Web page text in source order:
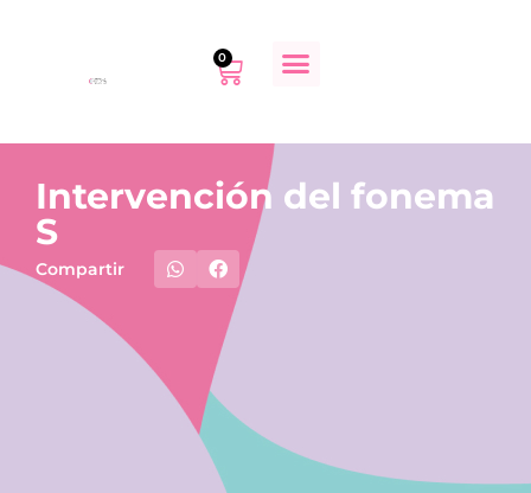
0
Intervención del fonema
S
Compartir